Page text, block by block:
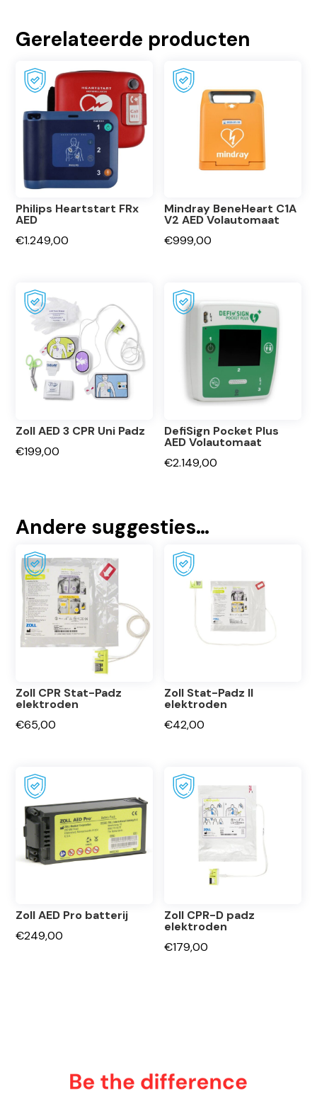
Gerelateerde producten
Philips Heartstart FRx
AED
€1.249,00
Mindray BeneHeart C1A
V2 AED Volautomaat
€999,00
Zoll AED 3 CPR Uni Padz
€199,00
DefiSign Pocket Plus
AED Volautomaat
€2.149,00
Andere suggesties…
Zoll CPR Stat-Padz
elektroden
€65,00
Zoll Stat-Padz II
elektroden
€42,00
Zoll AED Pro batterij
€249,00
Zoll CPR-D padz
elektroden
€179,00